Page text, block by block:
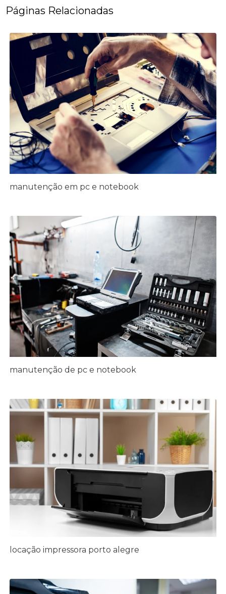
Páginas Relacionadas
manutenção em pc e notebook
manutenção de pc e notebook
locação impressora porto alegre